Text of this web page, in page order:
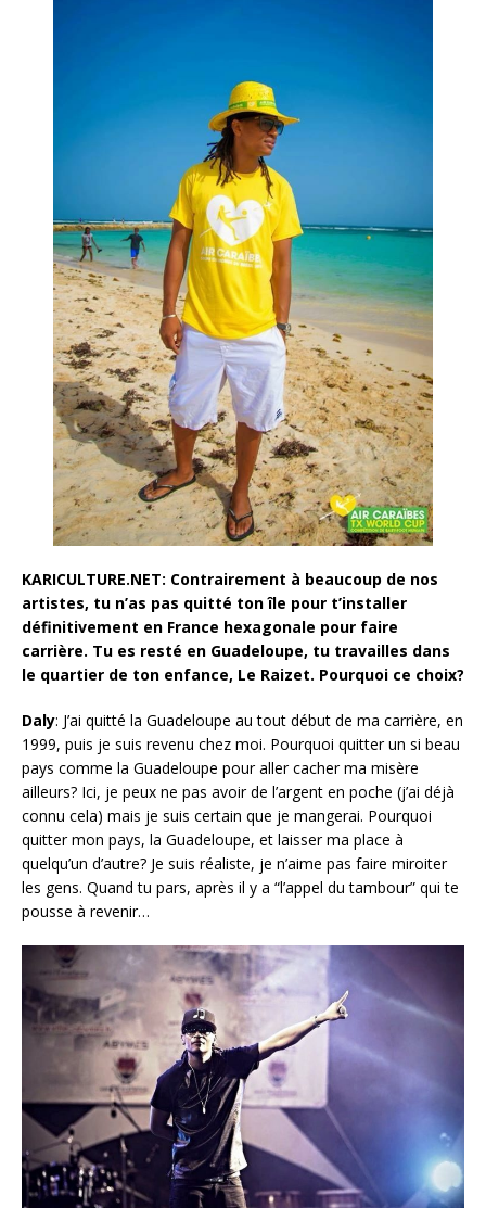
KARICULTURE.NET: Contrairement à beaucoup de nos
artistes, tu n’as pas quitté ton île pour t’installer
définitivement en France hexagonale pour faire
carrière. Tu es resté en Guadeloupe, tu travailles dans
le quartier de ton enfance, Le Raizet. Pourquoi ce choix?
Daly: J’ai quitté la Guadeloupe au tout début de ma carrière, en
1999, puis je suis revenu chez moi. Pourquoi quitter un si beau
pays comme la Guadeloupe pour aller cacher ma misère
ailleurs? Ici, je peux ne pas avoir de l’argent en poche (j’ai déjà
connu cela) mais je suis certain que je mangerai. Pourquoi
quitter mon pays, la Guadeloupe, et laisser ma place à
quelqu’un d’autre? Je suis réaliste, je n’aime pas faire miroiter
les gens. Quand tu pars, après il y a “l’appel du tambour” qui te
pousse à revenir…